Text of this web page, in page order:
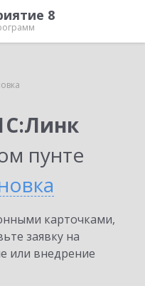
8
пунте
карточками,
заявку на
или внедрение